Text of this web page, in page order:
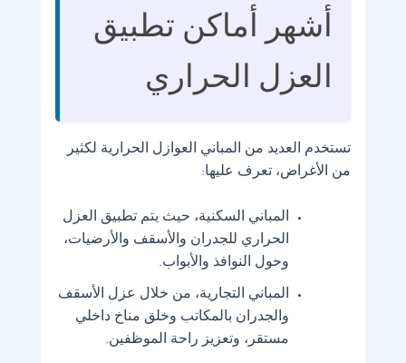
أشهر أماكن تطبيق
العزل الحراري
تستخدم العديد من المباني العوازل الحرارية لكثير
من الأغراض، تعرف عليها:
المباني السكنية، حيث يتم تطبيق العزل
الحراري للجدران والأسقف والأرضيات،
وحول النوافذ والأبواب.
المباني التجارية، من خلال عزل الأسقف
والجدران بالمكاتب وخلق مناخ داخلي
مستقر، وتعزيز راحة الموظفين.